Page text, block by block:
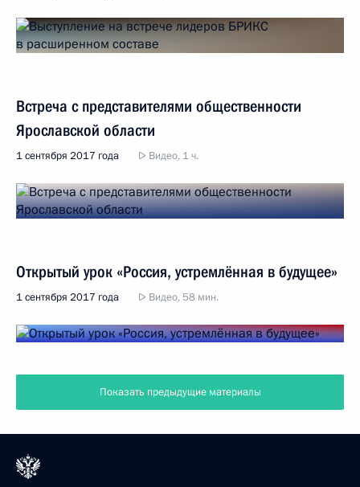
Встреча с представителями общественности
Ярославской области
1 сентября 2017 года Видео, 1 ч.
Открытый урок «Россия, устремлённая в будущее»
1 сентября 2017 года Видео, 58 мин.
Показать предыдущие материалы